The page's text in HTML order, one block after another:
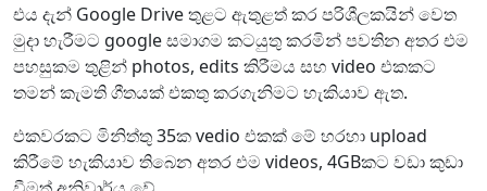
එය දැන් Google Drive තුළට ඇතුළත් කර පරිශීලකයින් වෙත
මුදා හැරීමට google සමාගම කටයුතු කරමින් පවතින අතර එම
පහසුකම තුළින් photos, edits කිරීමය සහ video එකකට
තමන් කැමති ගීතයක් එකතු කරගැනිමට හැකියාව ඇත.
එකවරකට මිනිත්තු 35ක vedio එකක් මේ හරහා upload
කිරීමේ හැකියාව තිබෙන අතර එම videos, 4GBකට වඩා කුඩා